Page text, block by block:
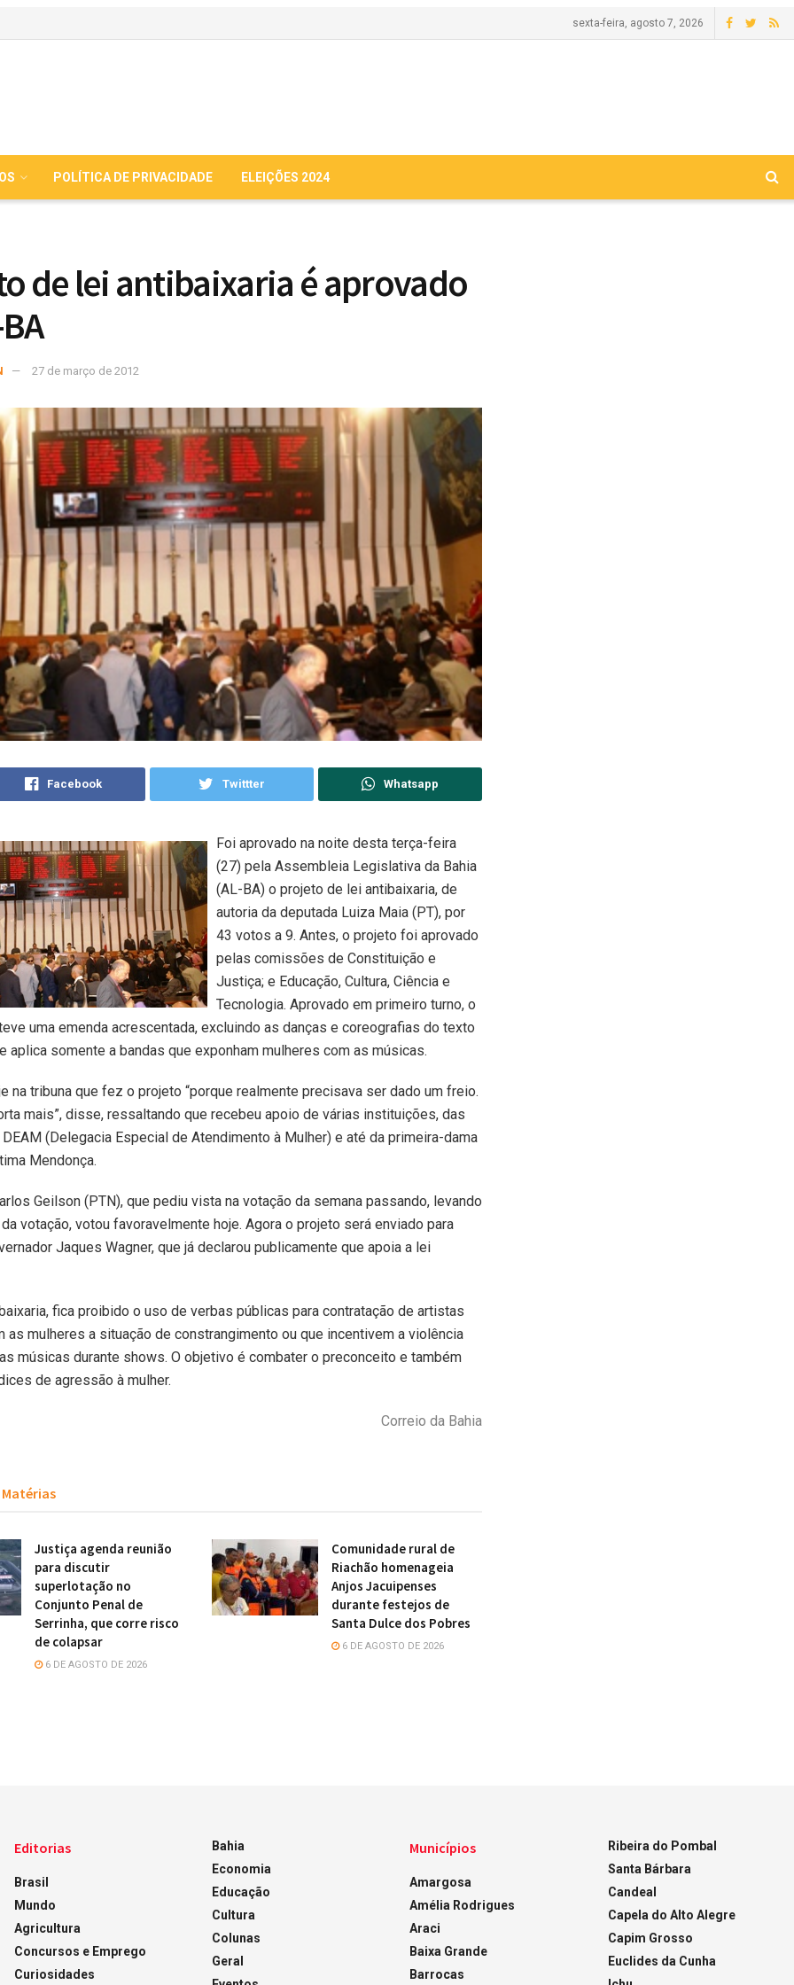
sexta-feira, agosto 7, 2026
POLÍTICA DE PRIVACIDADE ELEIÇÕES 2024
de lei antibaixaria é aprovado
27 de março de 2012
Facebook Twittter Whatsapp
Foi aprovado na noite desta terça-feira
(27) pela Assembleia Legislativa da Bahia
(AL-BA) o projeto de lei antibaixaria, de
autoria da deputada Luiza Maia (PT), por
43 votos a 9. Antes, o projeto foi aprovado
pelas comissões de Constituição e
Justiça; e Educação, Cultura, Ciência e
Tecnologia. Aprovado em primeiro turno, o
uma emenda acrescentada, excluindo as danças e coreografias do texto
aplica somente a bandas que exponham mulheres com as músicas.
na tribuna que fez o projeto “porque realmente precisava ser dado um freio.
mais”, disse, ressaltando que recebeu apoio de várias instituições, das
(Delegacia Especial de Atendimento à Mulher) e até da primeira-dama
Mendonça.
Geilson (PTN), que pediu vista na votação da semana passando, levando
votação, votou favoravelmente hoje. Agora o projeto será enviado para
Jaques Wagner, que já declarou publicamente que apoia a lei
fica proibido o uso de verbas públicas para contratação de artistas
as mulheres a situação de constrangimento ou que incentivem a violência
músicas durante shows. O objetivo é combater o preconceito e também
de agressão à mulher.
Correio da Bahia
Matérias
Justiça agenda reunião
para discutir
superlotação no
Conjunto Penal de
Serrinha, que corre risco
de colapsar
6 DE AGOSTO DE 2026
Comunidade rural de
Riachão homenageia
Anjos Jacuipenses
durante festejos de
Santa Dulce dos Pobres
6 DE AGOSTO DE 2026
Editorias
Brasil
Mundo
Agricultura
Concursos e Emprego
Curiosidades
Bahia
Economia
Educação
Cultura
Colunas
Geral
Municípios
Amargosa
Amélia Rodrigues
Araci
Baixa Grande
Barrocas
Ribeira do Pombal
Santa Bárbara
Candeal
Capela do Alto Alegre
Capim Grosso
Euclides da Cunha